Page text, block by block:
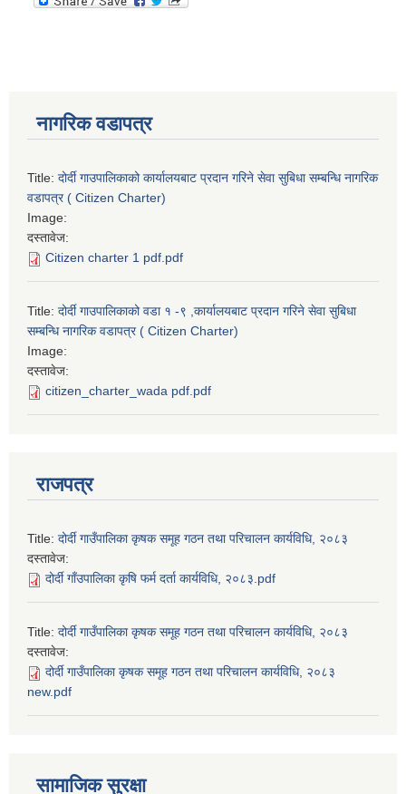
नागरिक वडापत्र
Title: दोर्दी गाउपालिकाको कार्यालयबाट प्रदान गरिने सेवा सुबिधा सम्बन्धि नागरिक
वडापत्र ( Citizen Charter)
Image:
दस्तावेज:
Citizen charter 1 pdf.pdf
Title: दोर्दी गाउपालिकाको वडा १ -९ ,कार्यालयबाट प्रदान गरिने सेवा सुबिधा
सम्बन्धि नागरिक वडापत्र ( Citizen Charter)
Image:
दस्तावेज:
citizen_charter_wada pdf.pdf
राजपत्र
Title: दोर्दी गाउँपालिका कृषक समूह गठन तथा परिचालन कार्यविधि, २०८३
दस्तावेज:
दोर्दी गाँउपालिका कृषि फर्म दर्ता कार्यविधि, २०८३.pdf
Title: दोर्दी गाउँपालिका कृषक समूह गठन तथा परिचालन कार्यविधि, २०८३
दस्तावेज:
दोर्दी गाउँपालिका कृषक समूह गठन तथा परिचालन कार्यविधि, २०८३
new.pdf
सामाजिक सुरक्षा